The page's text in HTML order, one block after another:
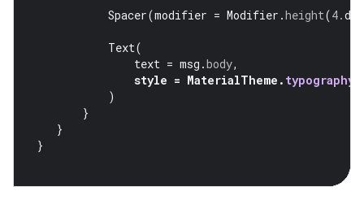
Spacer(modifier = Modifier .height(4.dp
Text(
text = msg .body,
style = MaterialTheme . typography
)
}
}
}